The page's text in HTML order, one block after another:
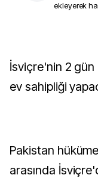
ekleyerek
İsviçre'nin 2 gün içinde ABD-İran görüşmelerine
ev sahipliği
Pakistan
arasında